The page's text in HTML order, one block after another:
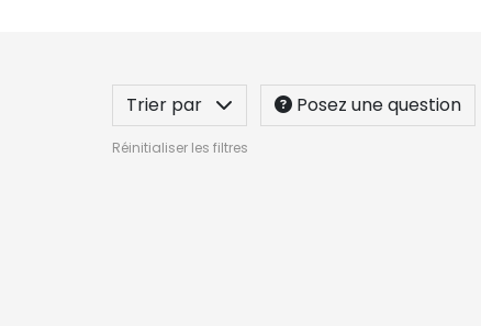
Trier par Posez une question
Réinitialiser les filtres